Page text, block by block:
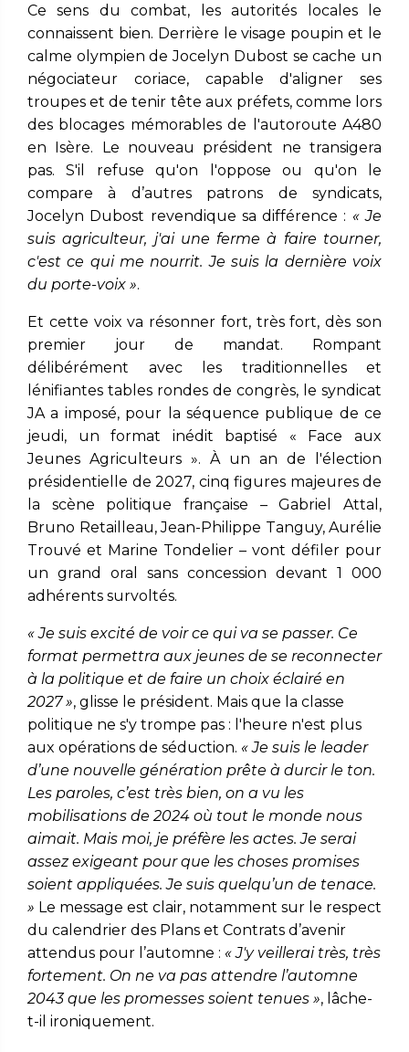
Ce sens du combat, les autorités locales le
connaissent bien. Derrière le visage poupin et le
calme olympien de Jocelyn Dubost se cache un
négociateur coriace, capable d'aligner ses
troupes et de tenir tête aux préfets, comme lors
des blocages mémorables de l'autoroute A480
en Isère. Le nouveau président ne transigera
pas. S'il refuse qu'on l'oppose ou qu'on le
compare à d’autres patrons de syndicats,
Jocelyn Dubost revendique sa différence : « Je
suis agriculteur, j'ai une ferme à faire tourner,
c'est ce qui me nourrit. Je suis la dernière voix
du porte-voix ».
Et cette voix va résonner fort, très fort, dès son
premier jour de mandat. Rompant
délibérément avec les traditionnelles et
lénifiantes tables rondes de congrès, le syndicat
JA a imposé, pour la séquence publique de ce
jeudi, un format inédit baptisé « Face aux
Jeunes Agriculteurs ». À un an de l'élection
présidentielle de 2027, cinq figures majeures de
la scène politique française – Gabriel Attal,
Bruno Retailleau, Jean-Philippe Tanguy, Aurélie
Trouvé et Marine Tondelier – vont défiler pour
un grand oral sans concession devant 1 000
adhérents survoltés.
« Je suis excité de voir ce qui va se passer. Ce
format permettra aux jeunes de se reconnecter
à la politique et de faire un choix éclairé en
2027 », glisse le président. Mais que la classe
politique ne s'y trompe pas : l'heure n'est plus
aux opérations de séduction. « Je suis le leader
d’une nouvelle génération prête à durcir le ton.
Les paroles, c’est très bien, on a vu les
mobilisations de 2024 où tout le monde nous
aimait. Mais moi, je préfère les actes. Je serai
assez exigeant pour que les choses promises
soient appliquées. Je suis quelqu’un de tenace.
» Le message est clair, notamment sur le respect
du calendrier des Plans et Contrats d’avenir
attendus pour l’automne : « J'y veillerai très, très
fortement. On ne va pas attendre l’automne
2043 que les promesses soient tenues », lâche-
t-il ironiquement.